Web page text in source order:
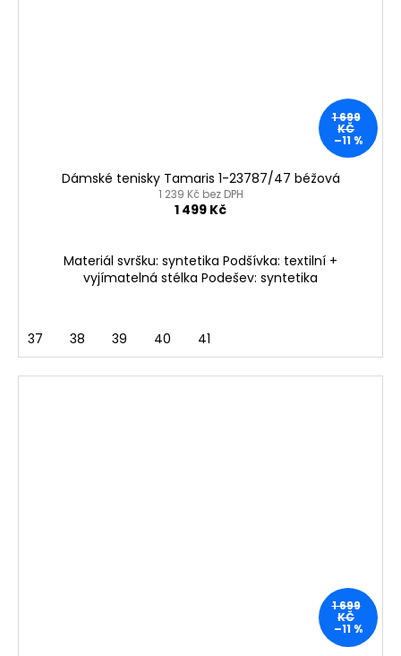
1 699
KČ
–11 %
Dámské tenisky Tamaris 1-23787/47 béžová
1 239 Kč bez DPH
1 499 Kč
Materiál svršku: syntetika Podšívka: textilní +
vyjímatelná stélka Podešev: syntetika
37 38 39 40 41
1 699
KČ
–11 %